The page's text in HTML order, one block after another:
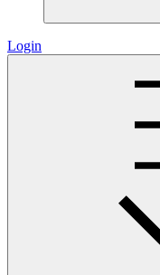
Login